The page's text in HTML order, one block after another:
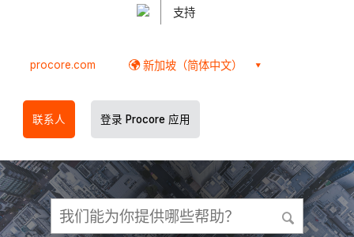
支持
procore.com 新加坡（简体中文）
联系人 登录 Procore 应用